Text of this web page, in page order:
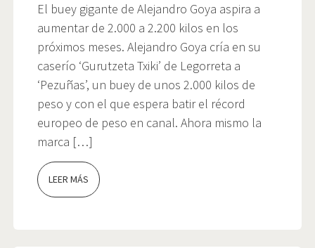
El buey gigante de Alejandro Goya aspira a
aumentar de 2.000 a 2.200 kilos en los
próximos meses. Alejandro Goya cría en su
caserío ‘Gurutzeta Txiki’ de Legorreta a
‘Pezuñas’, un buey de unos 2.000 kilos de
peso y con el que espera batir el récord
europeo de peso en canal. Ahora mismo la
marca […]
LEER MÁS